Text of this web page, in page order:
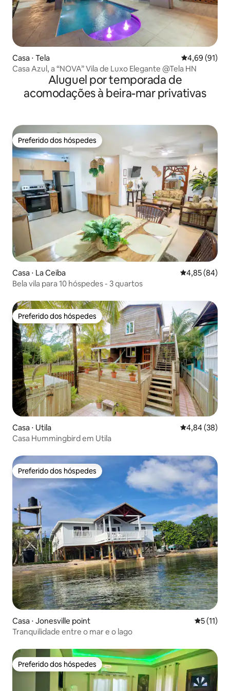
Casa ⋅ Tela 4,69 de uma
4,69 (91)
Casa Azul, a “NOVA” Vila de Luxo Elegante @Tela HN
Aluguel por temporada de
acomodações à beira-mar privativas
Preferido dos hóspedes
Preferido dos hóspedes
Casa ⋅ La Ceiba 4,85 de uma
4,85 (84)
Bela vila para 10 hóspedes - 3 quartos
Preferido dos hóspedes
Preferido dos hóspedes
Casa ⋅ Utila 4,84 de uma
4,84 (38)
Casa Hummingbird em Utila
Preferido dos hóspedes
Preferido dos hóspedes
Casa ⋅ Jonesville point 5 de uma
5 (11)
Tranquilidade entre o mar e o lago
Preferido dos hóspedes
Preferido dos hóspedes